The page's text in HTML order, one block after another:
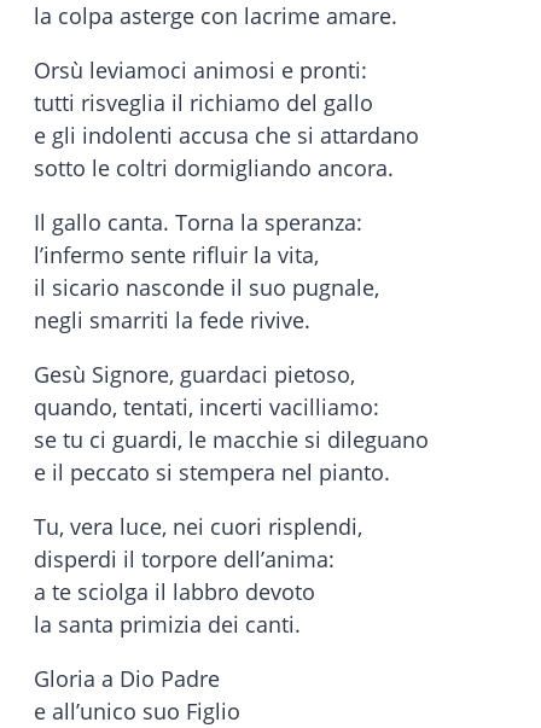
la colpa asterge con lacrime amare.
Orsù leviamoci animosi e pronti:
tutti risveglia il richiamo del gallo
e gli indolenti accusa che si attardano
sotto le coltri dormigliando ancora.
Il gallo canta. Torna la speranza:
l’infermo sente rifluir la vita,
il sicario nasconde il suo pugnale,
negli smarriti la fede rivive.
Gesù Signore, guardaci pietoso,
quando, tentati, incerti vacilliamo:
se tu ci guardi, le macchie si dileguano
e il peccato si stempera nel pianto.
Tu, vera luce, nei cuori risplendi,
disperdi il torpore dell’anima:
a te sciolga il labbro devoto
la santa primizia dei canti.
Gloria a Dio Padre
e all’unico suo Figlio